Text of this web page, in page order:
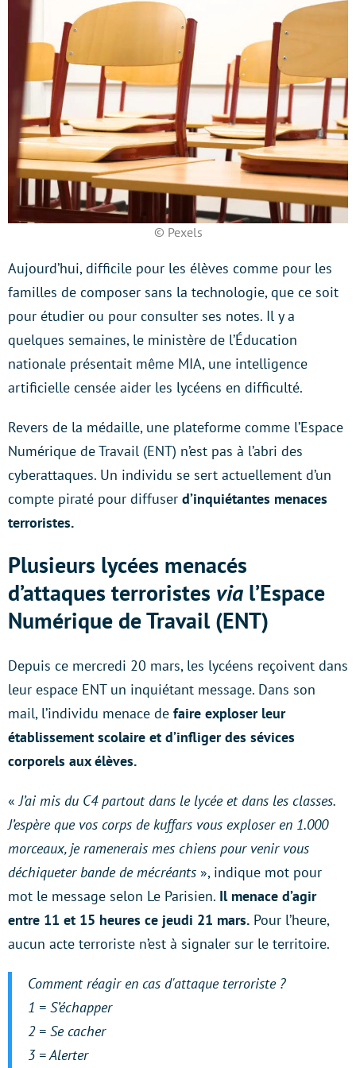
© Pexels
Aujourd’hui, difficile pour les élèves comme pour les
familles de composer sans la technologie, que ce soit
pour étudier ou pour consulter ses notes. Il y a
quelques semaines, le ministère de l’Éducation
nationale présentait même MIA, une intelligence
artificielle censée aider les lycéens en difficulté.
Revers de la médaille, une plateforme comme l’Espace
Numérique de Travail (ENT) n’est pas à l’abri des
cyberattaques. Un individu se sert actuellement d’un
compte piraté pour diffuser d’inquiétantes menaces
terroristes.
Plusieurs lycées menacés
d’attaques terroristes via l’Espace
Numérique de Travail (ENT)
Depuis ce mercredi 20 mars, les lycéens reçoivent dans
leur espace ENT un inquiétant message. Dans son
mail, l’individu menace de faire exploser leur
établissement scolaire et d’infliger des sévices
corporels aux élèves.
«J’ai mis du C4 partout dans le lycée et dans les classes.
J’espère que vos corps de kuffars vous exploser en 1.000
morceaux, je ramenerais mes chiens pour venir vous
déchiqueter bande de mécréants », indique mot pour
mot le message selon Le Parisien. Il menace d’agir
entre 11 et 15 heures ce jeudi 21 mars. Pour l’heure,
aucun acte terroriste n’est à signaler sur le territoire.
Comment réagir en cas d'attaque terroriste ?
1 = S’échapper
2 = Se cacher
3 = Alerter